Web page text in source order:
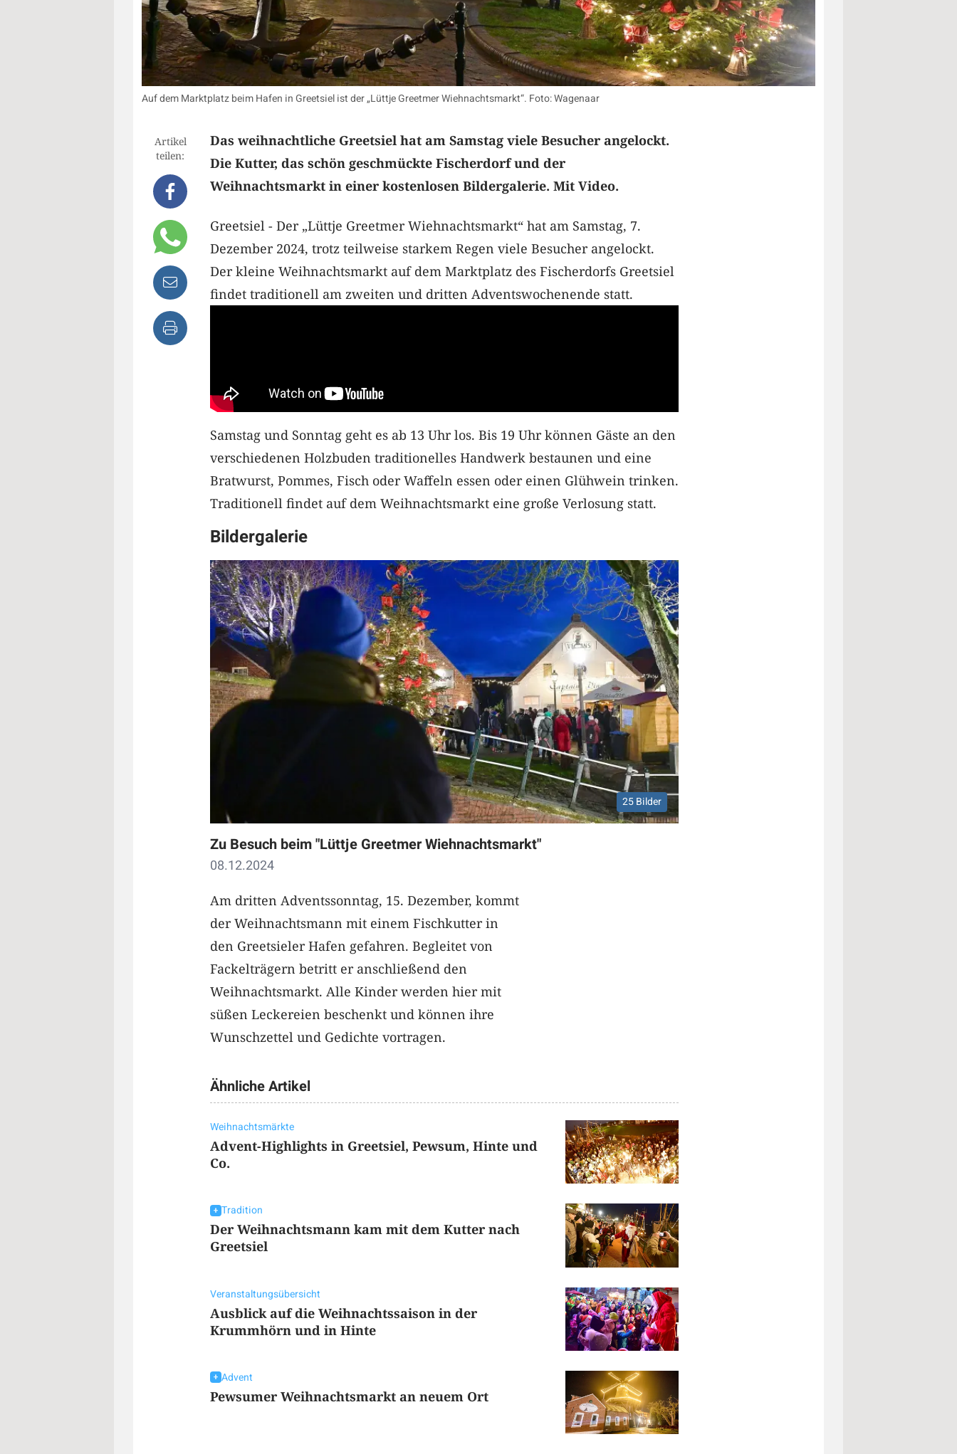
Auf dem Marktplatz beim Hafen in Greetsiel ist der „Lüttje Greetmer Wiehnachtsmarkt“. Foto: Wagenaar
Artikel
teilen:
Das weihnachtliche Greetsiel hat am Samstag viele Besucher angelockt.
Die Kutter, das schön geschmückte Fischerdorf und der
Weihnachtsmarkt in einer kostenlosen Bildergalerie. Mit Video.
Greetsiel - Der „Lüttje Greetmer Wiehnachtsmarkt“ hat am Samstag, 7.
Dezember 2024, trotz teilweise starkem Regen viele Besucher angelockt.
Der kleine Weihnachtsmarkt auf dem Marktplatz des Fischerdorfs Greetsiel
findet traditionell am zweiten und dritten Adventswochenende statt.
Samstag und Sonntag geht es ab 13 Uhr los. Bis 19 Uhr können Gäste an den
verschiedenen Holzbuden traditionelles Handwerk bestaunen und eine
Bratwurst, Pommes, Fisch oder Waffeln essen oder einen Glühwein trinken.
Traditionell findet auf dem Weihnachtsmarkt eine große Verlosung statt.
Bildergalerie
25 Bilder
Zu Besuch beim "Lüttje Greetmer Wiehnachtsmarkt"
08.12.2024
Am dritten Adventssonntag, 15. Dezember, kommt
der Weihnachtsmann mit einem Fischkutter in
den Greetsieler Hafen gefahren. Begleitet von
Fackelträgern betritt er anschließend den
Weihnachtsmarkt. Alle Kinder werden hier mit
süßen Leckereien beschenkt und können ihre
Wunschzettel und Gedichte vortragen.
Ähnliche Artikel
Weihnachtsmärkte
Advent-Highlights in Greetsiel, Pewsum, Hinte und
Co.
Tradition
Der Weihnachtsmann kam mit dem Kutter nach
Greetsiel
Veranstaltungsübersicht
Ausblick auf die Weihnachtssaison in der
Krummhörn und in Hinte
Advent
Pewsumer Weihnachtsmarkt an neuem Ort